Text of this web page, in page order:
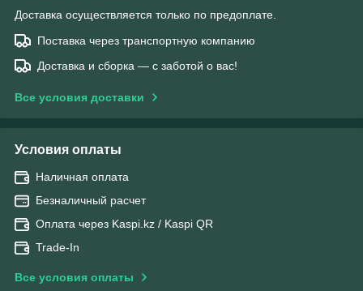
Доставка осуществляется только по предоплате.
Поставка через транспортную компанию
Доставка и сборка — с заботой о вас!
Все условия доставки
Условия оплаты
Наличная оплата
Безналичный расчет
Оплата через Kaspi.kz / Kaspi QR
Trade-In
Все условия оплаты